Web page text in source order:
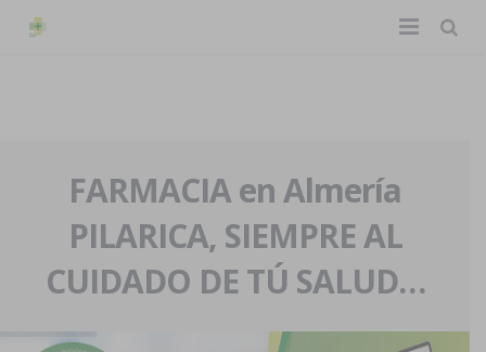
La farmacia
Nuestra historia
Nuestro equipo
Eventos
Servicios y reservas
Pedidos express
FARMACIA en Almería
PILARICA, SIEMPRE AL
CUIDADO DE TÚ SALUD…